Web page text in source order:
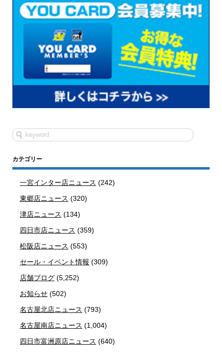
カテゴリー
一宮インター店ニュース (242)
東郷店ニュース (320)
津店ニュース (134)
四日市店ニュース (359)
松阪店ニュース (553)
セール・イベント情報 (309)
店舗ブログ (5,252)
お知らせ (502)
名古屋北店ニュース (793)
名古屋南店ニュース (1,004)
四日市富洲原店ニュース (640)